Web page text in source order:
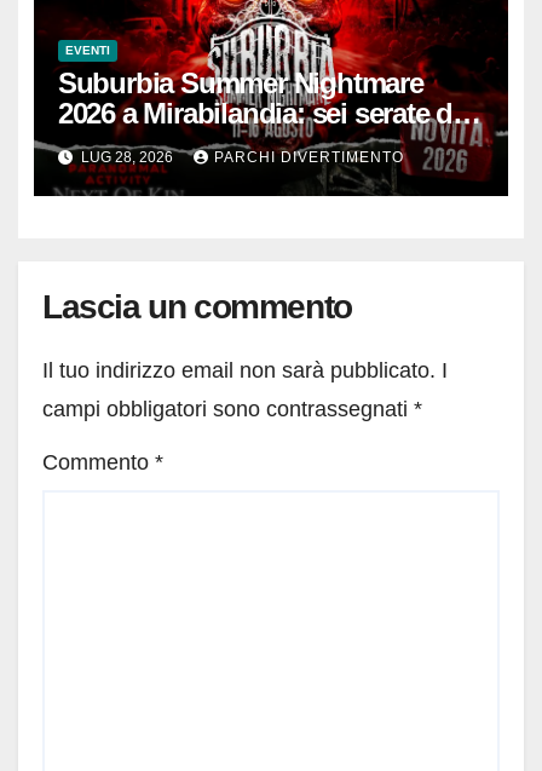
EVENTI
Suburbia Summer Nightmare
2026 a Mirabilandia: sei serate da
brivido
LUG 28, 2026 PARCHI DIVERTIMENTO
Lascia un commento
Il tuo indirizzo email non sarà pubblicato. I
campi obbligatori sono contrassegnati *
Commento *